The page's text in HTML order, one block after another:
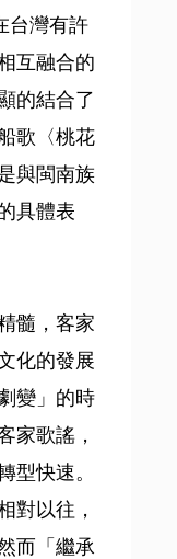
台灣有許
互融合的
的結合了
歌〈桃花
與閩南族
具體表
髓，客家
化的發展
變」的時
家歌謠，
型快速。
對以往，
而「繼承